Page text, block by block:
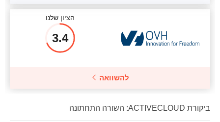
הציון שלנו
3.4
להשוואה
ביקורת ACTIVECLOUD: השורה התחתונה